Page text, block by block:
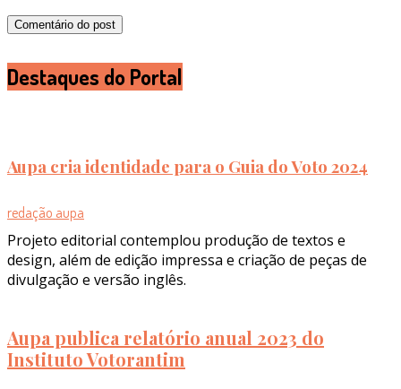
Destaques do Portal
Aupa cria identidade para o Guia do Voto 2024
redação aupa
Projeto editorial contemplou produção de textos e
design, além de edição impressa e criação de peças de
divulgação e versão inglês.
Aupa publica relatório anual 2023 do
Instituto Votorantim